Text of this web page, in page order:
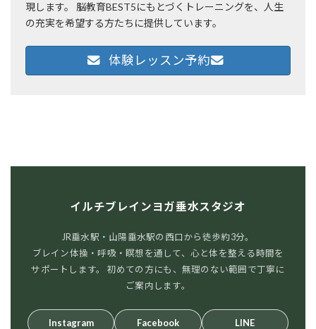
現します。 脳教育BEST5にもとづくトレーニングを、人生
の充実を希望する方たちに提供しています。
体験レッスン予約
イルチブレインヨガ垂水スタジオ
JR垂水駅・山陽垂水駅の西口から徒歩約3分。
ブレイン体操・呼吸・瞑想を通して、心と体を整える時間を
サポートします。 初めての方にも、無理のない範囲で丁寧に
ご案内します。
Instagram Facebook LINE